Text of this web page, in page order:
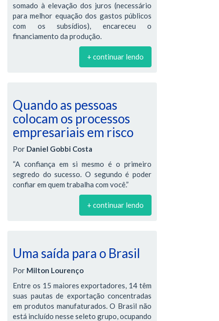
somado à elevação dos juros (necessário
para melhor equação dos gastos públicos
com os subsídios), encareceu o
financiamento da produção.
+ continuar lendo
Quando as pessoas
colocam os processos
empresariais em risco
Por Daniel Gobbi Costa
“A confiança em si mesmo é o primeiro
segredo do sucesso. O segundo é poder
confiar em quem trabalha com você.”
+ continuar lendo
Uma saída para o Brasil
Por Milton Lourenço
Entre os 15 maiores exportadores, 14 têm
suas pautas de exportação concentradas
em produtos manufaturados. O Brasil não
está incluído nesse seleto grupo, ocupando